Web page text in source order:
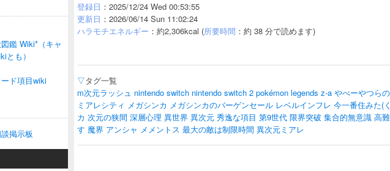
鑑 Wiki*（キャ
とも）
ド項目wiki
掲示板
登録日 ：2025/12/24 Wed 00:53:55
更新日 ：2026/06/14 Sun 11:02:24
ハラモチエネルギー ：約2,306kcal (所要時間 ：約 38 分で読めます)
▽タグ一覧
m次元ラッシュ nintendo switch nintendo switch 2 pokémon legends z-a やべーやつら
ミアレシティ メガシンカ メガシンカのバーゲンセール レベルインフレ 今一番住みた(
カ 次元の狭間 深層心理 異世界 異次元 秀逸な項目 第9世代 限界突破 集合的無意識 高
す 魔界 アンシャ メメントス 最大の敵は制限時間 異次元ミアレ